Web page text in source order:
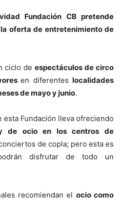
Fundación CB pretende
oferta de entretenimiento de
ciclo de espectáculos de circo
en diferentes localidades
de mayo y junio.
esta Fundación lleva ofreciendo
de ocio en los centros de
de copla; pero esta es
disfrutar de todo un
recomiendan el ocio como